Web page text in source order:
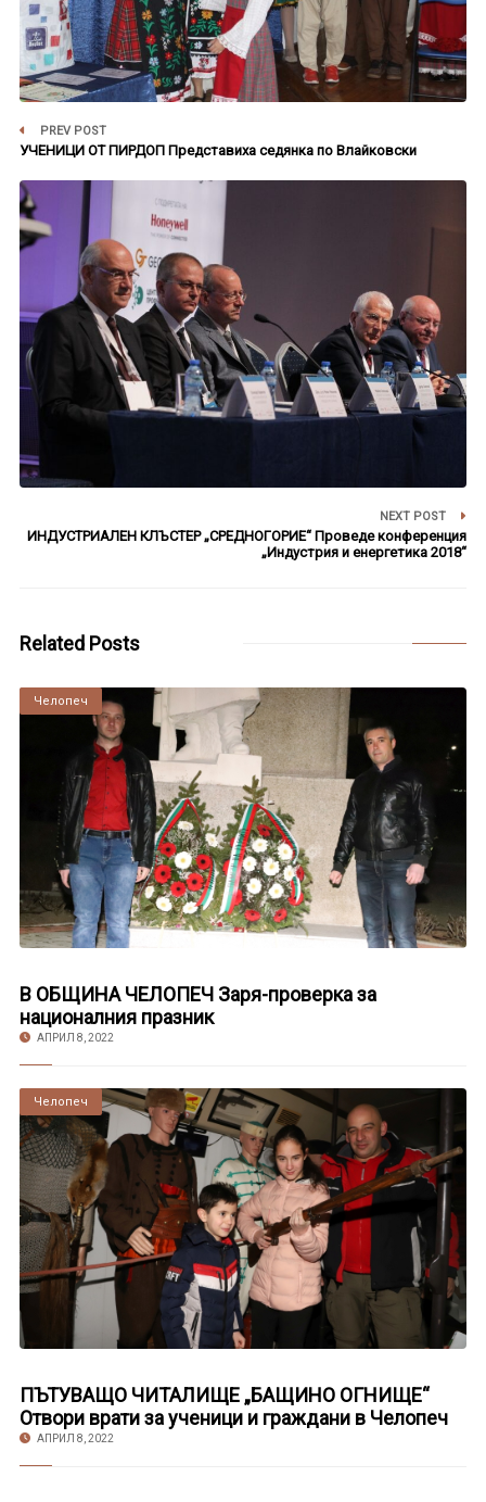
PREV POST
УЧЕНИЦИ ОТ ПИРДОП Представиха седянка по Влайковски
NEXT POST
ИНДУСТРИАЛЕН КЛЪСТЕР „СРЕДНОГОРИЕ“ Проведе конференция
„Индустрия и енергетика 2018“
Related Posts
Челопеч
В ОБЩИНА ЧЕЛОПЕЧ Заря-проверка за
националния празник
АПРИЛ 8, 2022
Челопеч
ПЪТУВАЩО ЧИТАЛИЩЕ „БАЩИНО ОГНИЩЕ“
Отвори врати за ученици и граждани в Челопеч
АПРИЛ 8, 2022